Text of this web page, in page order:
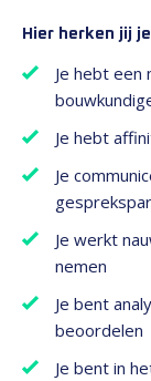
Hier herken jij
Je hebt een
Je hebt
Je
Je werkt
nemen
Je bent
beoordelen
Je bent in